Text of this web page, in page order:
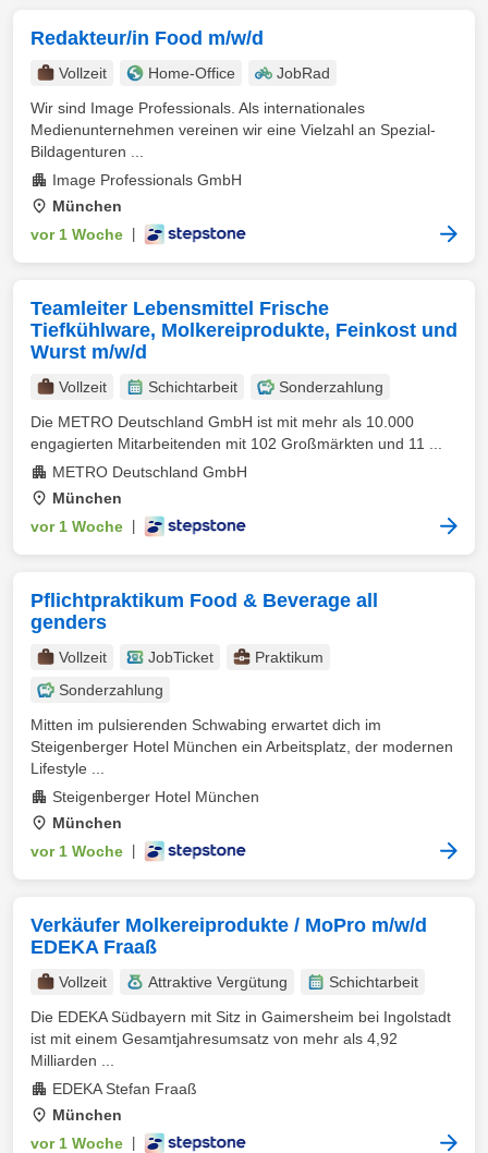
Redakteur/in Food m/w/d
Vollzeit Home-Office
JobRad
Wir sind Image Professionals. Als internationales
Medienunternehmen vereinen wir eine Vielzahl an Spezial-
Bildagenturen ...
Image Professionals GmbH
München
vor 1 Woche
Teamleiter Lebensmittel Frische
Tiefkühlware, Molkereiprodukte, Feinkost und
Wurst m/w/d
Vollzeit Schichtarbeit
Sonderzahlung
Die METRO Deutschland GmbH ist mit mehr als 10.000
engagierten Mitarbeitenden mit 102 Großmärkten und 11 ...
METRO Deutschland GmbH
München
vor 1 Woche
Pflichtpraktikum Food & Beverage all
genders
Vollzeit JobTicket
Praktikum
Sonderzahlung
Mitten im pulsierenden Schwabing erwartet dich im
Steigenberger Hotel München ein Arbeitsplatz, der modernen
Lifestyle ...
Steigenberger Hotel München
München
vor 1 Woche
Verkäufer Molkereiprodukte / MoPro m/w/d
EDEKA Fraaß
Vollzeit Attraktive Vergütung
Schichtarbeit
Die EDEKA Südbayern mit Sitz in Gaimersheim bei Ingolstadt
ist mit einem Gesamtjahresumsatz von mehr als 4,92
Milliarden ...
EDEKA Stefan Fraaß
München
vor 1 Woche